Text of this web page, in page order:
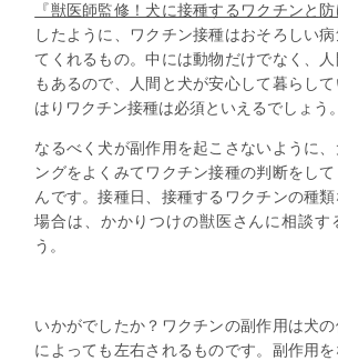
『獣医師監修！犬に接種するワクチンと防
したように、ワクチン接種はおそろしい
てくれるもの。中には動物だけでなく、
もあるので、人間と犬が安心して暮らし
はりワクチン接種は必須といえるでしょう。
なるべく犬が副作用を起こさないように
ングをよくみてワクチン接種の判断をし
んです。接種日、接種するワクチンの種
場合は、かかりつけの獣医さんに相談す
う。
いかがでしたか？ワクチンの副作用は犬
によっても左右されるものです。副作用